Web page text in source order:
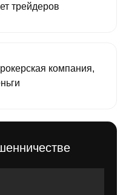
трейдеров
компания,